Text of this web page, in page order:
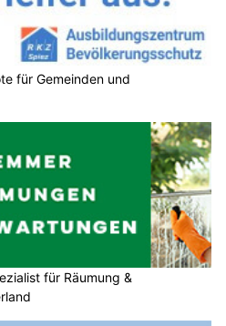
für Gemeinden und
für Räumung &